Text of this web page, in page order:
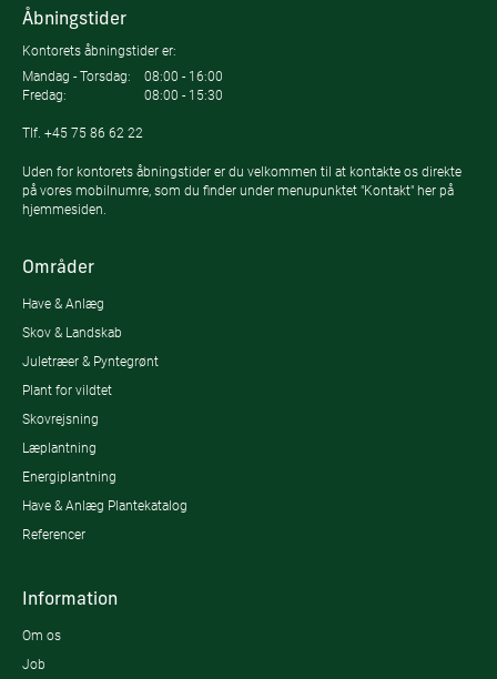
Åbningstider
Kontorets åbningstider er:
Mandag - Torsdag:
08:00 - 16:00
Fredag:
08:00 - 15:30
Tlf. +45 75 86 62 22
Uden for kontorets åbningstider er du velkommen til at kontakte os direkte
på vores mobilnumre, som du finder under menupunktet "Kontakt" her på
hjemmesiden.
Områder
Have & Anlæg
Skov & Landskab
Juletræer & Pyntegrønt
Plant for vildtet
Skovrejsning
Læplantning
Energiplantning
Have & Anlæg Plantekatalog
Referencer
Information
Om os
Job